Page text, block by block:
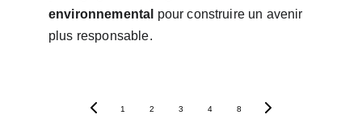
environnemental pour construire un avenir
plus responsable.
1 2 3 4 8